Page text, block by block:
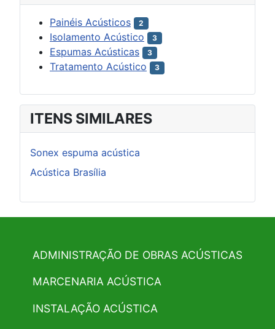
Painéis Acústicos 2
Isolamento Acústico 3
Espumas Acústicas 3
Tratamento Acústico 3
ITENS SIMILARES
Sonex espuma acústica
Acústica Brasília
ADMINISTRAÇÃO DE OBRAS ACÚSTICAS
MARCENARIA ACÚSTICA
INSTALAÇÃO ACÚSTICA